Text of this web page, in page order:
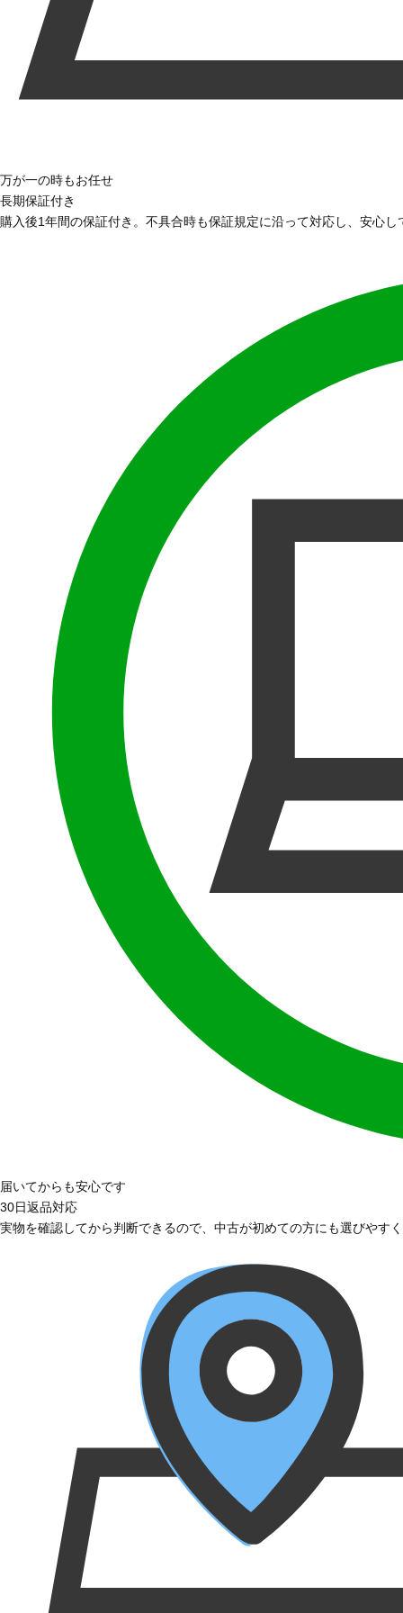
万が一の時もお任せ
長期保証付き
購入後1年間の保証付き。不具合時も保証規定に沿って対応し、安心
届いてからも安心です
30日返品対応
実物を確認してから判断できるので、中古が初めての方にも選びやす